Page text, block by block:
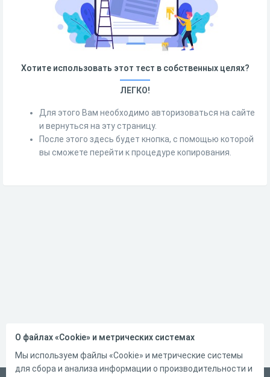
Хотите использовать этот тест в собственных целях?
ЛЕГКО!
Для этого Вам необходимо авторизоваться на сайте
и вернуться на эту страницу.
После этого здесь будет кнопка, с помощью которой
вы сможете перейти к процедуре копирования.
О файлах «Cookie» и метрических системах
Мы используем файлы «Cookie» и метрические системы
для сбора и анализа информации о производительности и